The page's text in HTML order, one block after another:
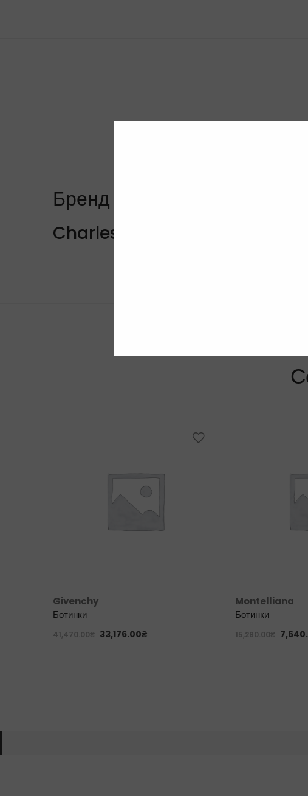
Бренд
Charles Jourdan
Givenchy
Ботинки
41,470.00₴ 33,176.00₴
Montelliana
Ботинки
15,280.00₴